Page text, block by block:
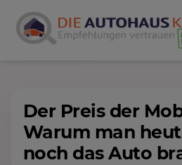
Der Preis der
Warum man
noch das Auto